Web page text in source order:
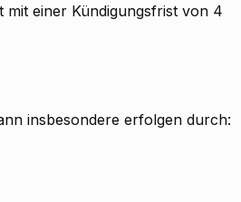
mit einer Kündigungsfrist von 4
insbesondere erfolgen durch: